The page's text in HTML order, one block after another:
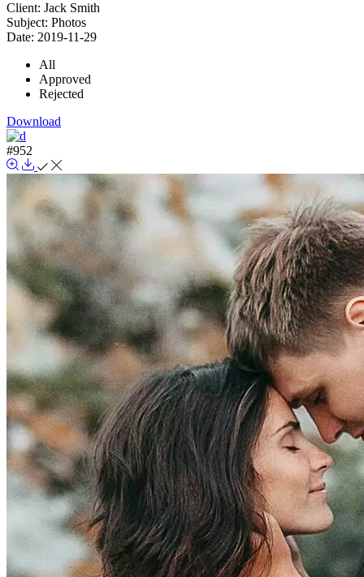
Client: Jack Smith
Subject: Photos
Date: 2019-11-29
All
Approved
Rejected
Download
#952